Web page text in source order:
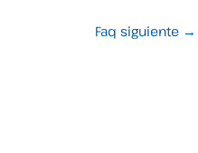
Faq siguiente →